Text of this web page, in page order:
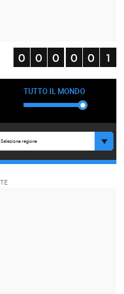
TUTTO IL MONDO
Seleziona regione